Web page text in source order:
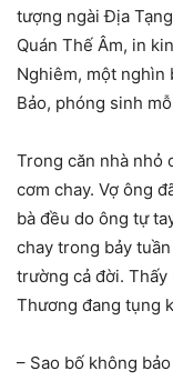
tượng ngài Địa
Quán Thế Âm, in
Nghiêm, một nghìn
Bảo, phóng sinh
Trong căn nhà nhỏ
cơm chay. Vợ ông
bà đều do ông tự
chay trong bảy
trường cả đời.
Thương đang tụng
– Sao bố không